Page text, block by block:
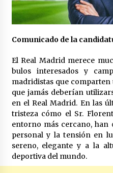
Abascal y
masiva
27/04/2024
Los
22/04/2024
Comunicado de la
El Real Madrid merece
bulos interesados y
madridistas que
que jamás deberían
en el Real Madrid. En las
tristeza cómo el Sr.
entorno más cercano, han
personal y la tensión en
sereno, elegante y a la
deportiva del mundo.